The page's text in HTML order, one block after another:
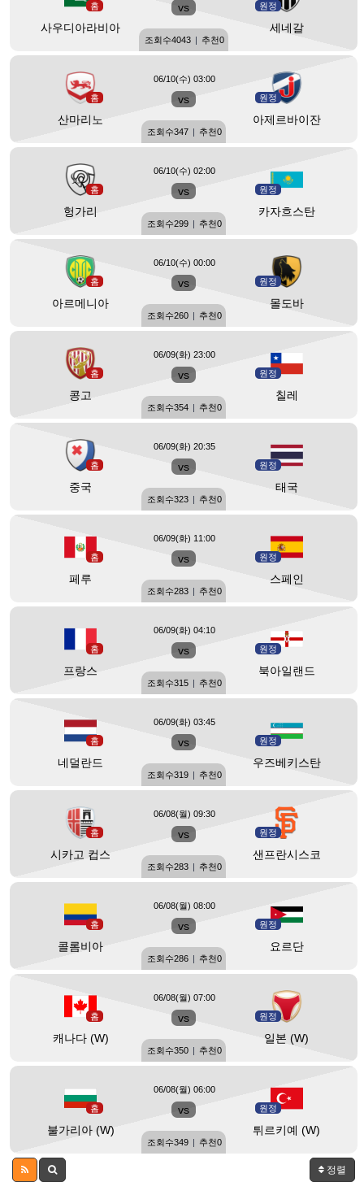
홈
사우디아라비아
vs 원정
세네갈
조회수4043 | 추천0
홈
산마리노
vs 원정
아제르바이잔
06/10(수) 03:00
조회수347 | 추천0
홈
헝가리
vs 원정
카자흐스탄
06/10(수) 02:00
조회수299 | 추천0
홈
아르메니아
vs 원정
몰도바
06/10(수) 00:00
조회수260 | 추천0
홈
콩고
vs 원정
칠레
06/09(화) 23:00
조회수354 | 추천0
홈
중국
vs 원정
태국
06/09(화) 20:35
조회수323 | 추천0
홈
페루
vs 원정
스페인
06/09(화) 11:00
조회수283 | 추천0
홈
프랑스
vs 원정
북아일랜드
06/09(화) 04:10
조회수315 | 추천0
홈
네덜란드
vs 원정
우즈베키스탄
06/09(화) 03:45
조회수319 | 추천0
홈
시카고 컵스
vs 원정
샌프란시스코
06/08(월) 09:30
조회수283 | 추천0
홈
콜롬비아
vs 원정
요르단
06/08(월) 08:00
조회수286 | 추천0
홈
캐나다 (W)
vs 원정
일본 (W)
06/08(월) 07:00
조회수350 | 추천0
홈
불가리아 (W)
vs 원정
튀르키예 (W)
06/08(월) 06:00
조회수349 | 추천0
정렬